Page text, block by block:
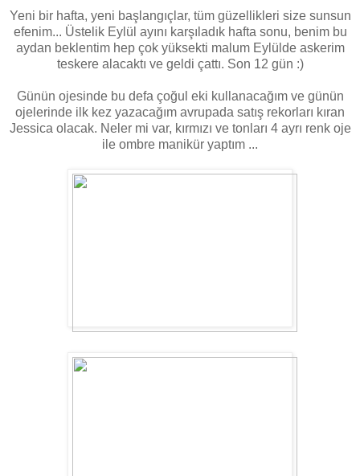
Yeni bir hafta, yeni başlangıçlar, tüm güzellikleri size sunsun
efenim... Üstelik Eylül ayını karşıladık hafta sonu, benim bu
aydan beklentim hep çok yüksekti malum Eylülde askerim
teskere alacaktı ve geldi çattı. Son 12 gün :)
Günün ojesinde bu defa çoğul eki kullanacağım ve günün
ojelerinde ilk kez yazacağım avrupada satış rekorları kıran
Jessica olacak. Neler mi var, kırmızı ve tonları 4 ayrı renk oje
ile ombre manikür yaptım ...